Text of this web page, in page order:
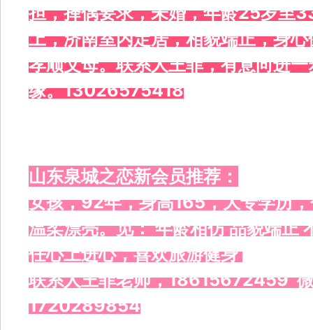
担，择偶要求，未婚，年龄25岁至
上，济南室内定居，相貌端正，身
孝顺父母。联系人王菲，有意向进
缘。13026575418
山东泉城之恋新会员推荐：
女孩，92年，身高165，大专学历
温柔漂亮。觅： 年龄相仿 品貌端正
任心上进心，喜欢旅游健身
联系人王菲老师，18615672459
1720289854